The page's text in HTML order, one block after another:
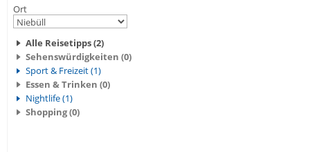
Ort
Alle Reisetipps (2)
Sehenswürdigkeiten (0)
Sport & Freizeit (1)
Essen & Trinken (0)
Nightlife (1)
Shopping (0)